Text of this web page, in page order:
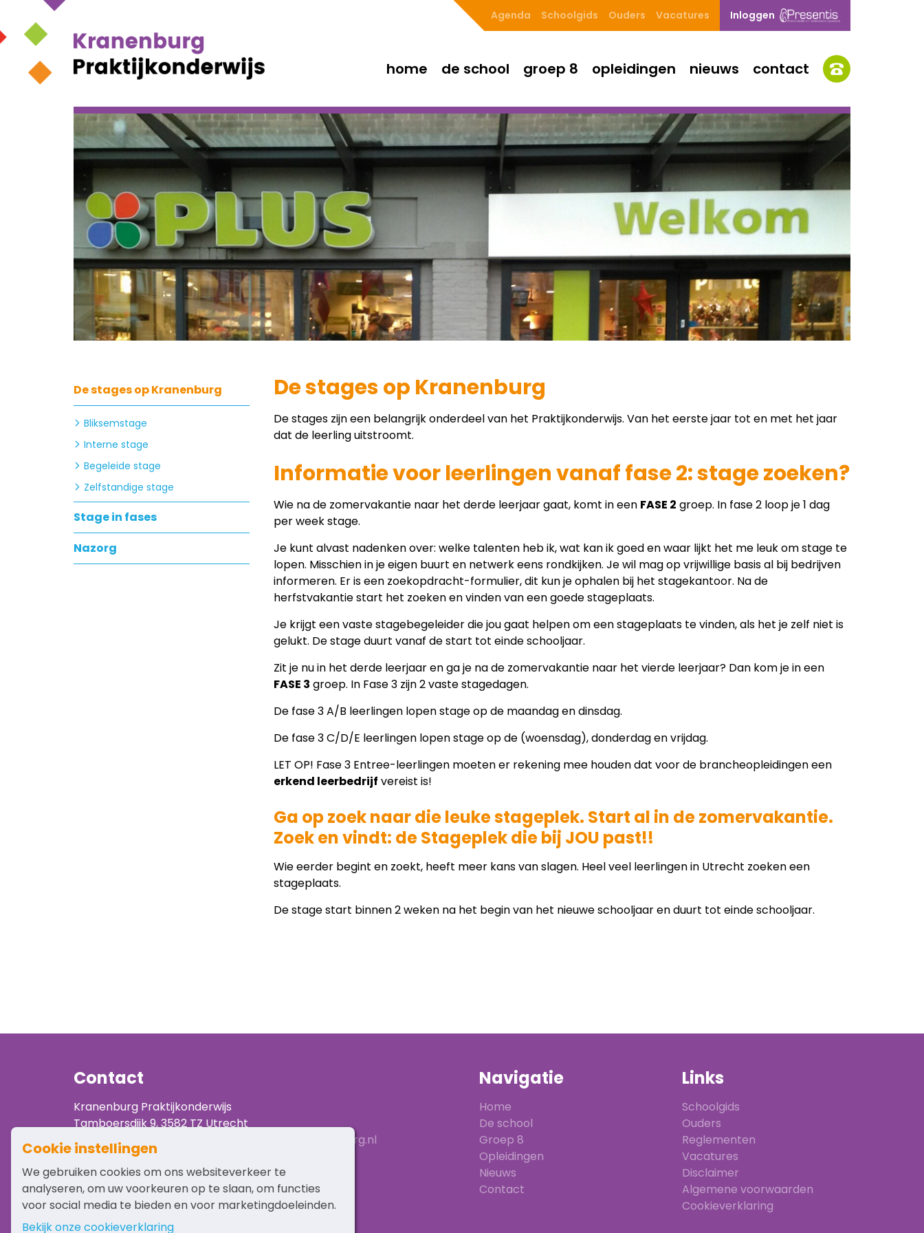
Cookie instellingen
We gebruiken cookies om ons websiteverkeer te
analyseren, om uw voorkeuren op te slaan, om functies
voor social media te bieden en voor marketingdoeleinden.
Bekijk onze cookieverklaring
home de school groep 8 opleidingen nieuws contact
Agenda Schoolgids Ouders Vacatures Inloggen
De stages op Kranenburg
Bliksemstage
Interne stage
Begeleide stage
Zelfstandige stage
Stage in fases
Nazorg
De stages op Kranenburg
De stages zijn een belangrijk onderdeel van het Praktijkonderwijs. Van het eerste jaar tot en met het jaar
dat de leerling uitstroomt.
Informatie voor leerlingen vanaf fase 2: stage zoeken?
Wie na de zomervakantie naar het derde leerjaar gaat, komt in een FASE 2 groep. In fase 2 loop je 1 dag
per week stage.
Je kunt alvast nadenken over: welke talenten heb ik, wat kan ik goed en waar lijkt het me leuk om stage te
lopen. Misschien in je eigen buurt en netwerk eens rondkijken. Je wil mag op vrijwillige basis al bij bedrijven
informeren. Er is een zoekopdracht-formulier, dit kun je ophalen bij het stagekantoor. Na de
herfstvakantie start het zoeken en vinden van een goede stageplaats.
Je krijgt een vaste stagebegeleider die jou gaat helpen om een stageplaats te vinden, als het je zelf niet is
gelukt. De stage duurt vanaf de start tot einde schooljaar.
Zit je nu in het derde leerjaar en ga je na de zomervakantie naar het vierde leerjaar? Dan kom je in een
FASE 3 groep. In Fase 3 zijn 2 vaste stagedagen.
De fase 3 A/B leerlingen lopen stage op de maandag en dinsdag.
De fase 3 C/D/E leerlingen lopen stage op de (woensdag), donderdag en vrijdag.
LET OP! Fase 3 Entree-leerlingen moeten er rekening mee houden dat voor de brancheopleidingen een
erkend leerbedrijf vereist is!
Ga op zoek naar die leuke stageplek. Start al in de zomervakantie.
Zoek en vindt: de Stageplek die bij JOU past!!
Wie eerder begint en zoekt, heeft meer kans van slagen. Heel veel leerlingen in Utrecht zoeken een
stageplaats.
De stage start binnen 2 weken na het begin van het nieuwe schooljaar en duurt tot einde schooljaar.
Contact
Kranenburg Praktijkonderwijs
Tamboersdijk 9, 3582 TZ Utrecht
Bel
030-2512492 info@pro-kranenburg.nl
Navigatie
Home
De school
Groep 8
Opleidingen
Nieuws
Contact
Links
Schoolgids
Ouders
Reglementen
Vacatures
Disclaimer
Algemene voorwaarden
Cookieverklaring